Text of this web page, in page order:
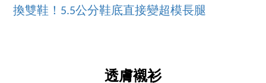
換雙鞋！5.5公分鞋底直接變超模長腿
透膚襯衫